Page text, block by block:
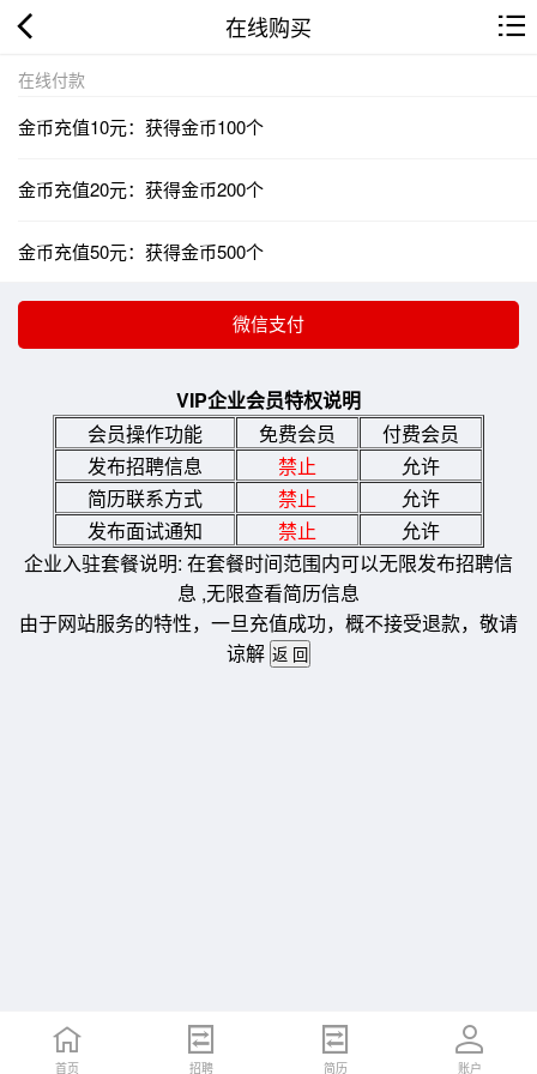
在线购买
在线付款
金币充值10元：获得金币100个
金币充值20元：获得金币200个
金币充值50元：获得金币500个
VIP企业会员特权说明
会员操作功能
免费会员
付费会员
发布招聘信息
禁止
允许
简历联系方式
禁止
允许
发布面试通知
禁止
允许
企业入驻套餐说明: 在套餐时间范围内可以无限发布招聘信
息 ,无限查看简历信息
由于网站服务的特性，一旦充值成功，概不接受退款，敬请
谅解
首页 招聘 简历 账户